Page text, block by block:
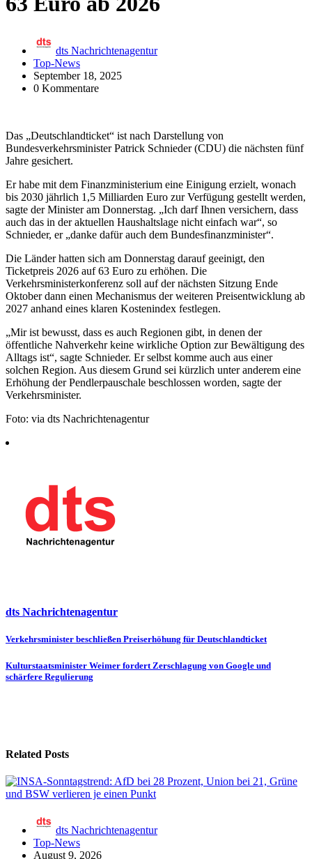
dts Nachrichtenagentur
Top-News
September 18, 2025
0 Kommentare
Das „Deutschlandticket“ ist nach Darstellung von
Bundesverkehrsminister Patrick Schnieder (CDU) die nächsten fünf
Jahre gesichert.
Er habe mit dem Finanzministerium eine Einigung erzielt, wonach
bis 2030 jährlich 1,5 Milliarden Euro zur Verfügung gestellt werden,
sagte der Minister am Donnerstag. „Ich darf Ihnen versichern, dass
auch das in der aktuellen Haushaltslage nicht einfach war“, so
Schnieder, er „danke dafür auch dem Bundesfinanzminister“.
Die Länder hatten sich am Donnerstag darauf geeinigt, den
Ticketpreis 2026 auf 63 Euro zu erhöhen. Die
Verkehrsministerkonferenz soll auf der nächsten Sitzung Ende
Oktober dann einen Mechanismus der weiteren Preisentwicklung ab
2027 anhand eines klaren Kostenindex festlegen.
„Mir ist bewusst, dass es auch Regionen gibt, in denen der
öffentliche Nahverkehr keine wirkliche Option zur Bewältigung des
Alltags ist“, sagte Schnieder. Er selbst komme auch aus einer
solchen Region. Aus diesem Grund sei kürzlich unter anderem eine
Erhöhung der Pendlerpauschale beschlossen worden, sagte der
Verkehrsminister.
Foto: via dts Nachrichtenagentur
dts Nachrichtenagentur
Beitragsnavigation
Verkehrsminister beschließen Preiserhöhung für Deutschlandticket
Kulturstaatsminister Weimer fordert Zerschlagung von Google und
schärfere Regulierung
Related Posts
dts Nachrichtenagentur
Top-News
August 9, 2026